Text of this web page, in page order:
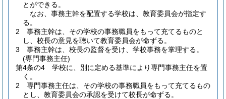
とができる。
なお、事務主幹を配置する学校は、教育委員会が指定す
る。
2
事務主幹は、その学校の事務職員をもって充てるものと
し、校長の意見を聴いて教育委員会が命ずる。
3
事務主幹は、校長の監督を受け、学校事務を掌理する。
(専門事務主任)
第4条の4
学校に、別に定める基準により専門事務主任を置
く。
2
専門事務主任は、その学校の事務職員をもって充てるもの
とし、教育委員会の承認を受けて校長が命ずる。